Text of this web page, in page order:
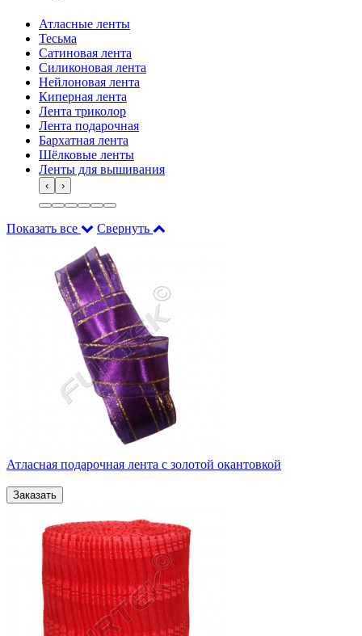
Атласные ленты
Тесьма
Сатиновая лента
Силиконовая лента
Нейлоновая лента
Киперная лента
Лента триколор
Лента подарочная
Бархатная лента
Шёлковые ленты
Ленты для вышивания
‹ ›
Показать все Свернуть
Атласная подарочная лента с золотой окантовкой